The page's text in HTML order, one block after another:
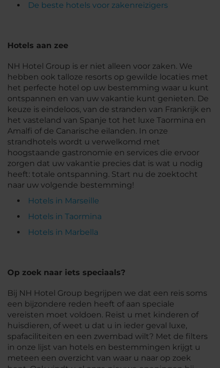
De beste hotels voor zakenreizigers
Hotels aan zee
NH Hotel Group is er niet alleen voor zaken. We
hebben ook talloze resorts op gewilde locaties met
het perfecte hotel op uw bestemming waar u kunt
ontspannen en van uw vakantie kunt genieten. De
keuze is eindeloos, van de stranden van Frankrijk en
het vasteland van Spanje tot het luxe Taormina en
Amalfi of de Canarische eilanden. In onze
strandhotels wordt u verwelkomd met
hoogstaande gastronomie en services die ervoor
zorgen dat uw vakantie precies dat is wat u nodig
heeft: totale ontspanning. Start nu de zoektocht
naar uw volgende bestemming!
Hotels in Marseille
Hotels in Taormina
Hotels in Marbella
Op zoek naar iets speciaals?
Bij NH Hotel Group begrijpen we dat een reis soms
een bijzondere reden heeft of aan speciale
vereisten moet voldoen. Reist u met kinderen of
huisdieren, of weet u dat u in ieder geval luxe,
spafaciliteiten en een zwembad wilt? Met de filters
in onze lijst van hotels en bestemmingen krijgt u
meteen een overzicht van waar u naar op zoek